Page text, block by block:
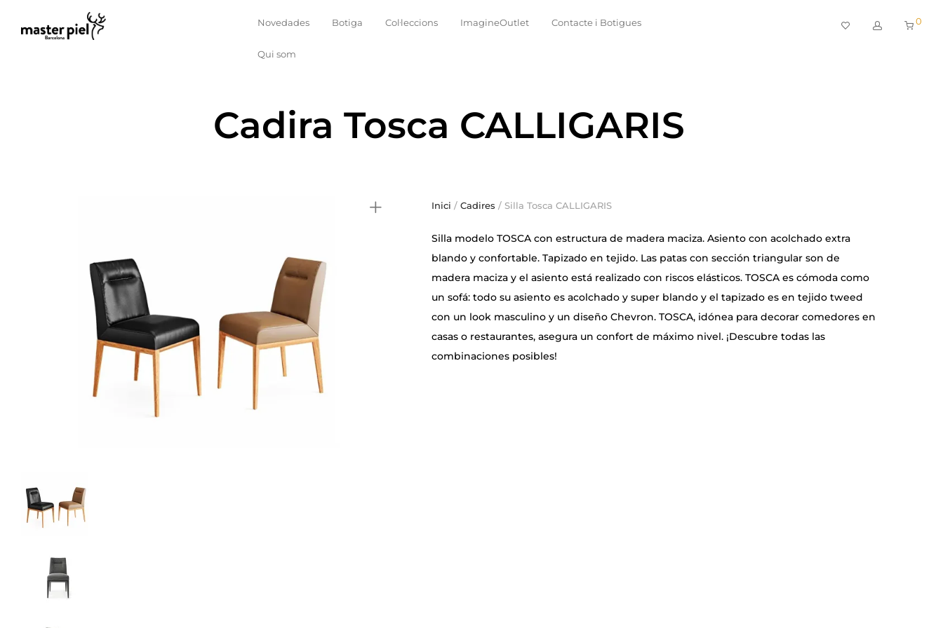
Novedades Botiga Col·leccions ImagineOutlet Contacte i Botigues
Qui som
0
Cadira Tosca CALLIGARIS
Inici / Cadires / Silla Tosca CALLIGARIS
Silla modelo TOSCA con estructura de madera maciza. Asiento con acolchado extra
blando y confortable. Tapizado en tejido. Las patas con sección triangular son de
madera maciza y el asiento está realizado con riscos elásticos. TOSCA es cómoda como
un sofá: todo su asiento es acolchado y super blando y el tapizado es en tejido tweed
con un look masculino y un diseño Chevron. TOSCA, idónea para decorar comedores en
casas o restaurantes, asegura un confort de máximo nivel. ¡Descubre todas las
combinaciones posibles!